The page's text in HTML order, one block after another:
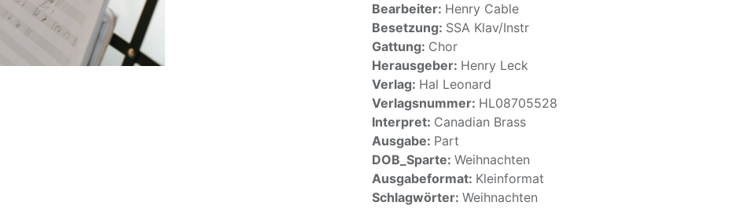
Bearbeiter: Henry Cable
Besetzung: SSA Klav/Instr
Gattung: Chor
Herausgeber: Henry Leck
Verlag: Hal Leonard
Verlagsnummer: HL08705528
Interpret: Canadian Brass
Ausgabe: Part
DOB_Sparte: Weihnachten
Ausgabeformat: Kleinformat
Schlagwörter: Weihnachten